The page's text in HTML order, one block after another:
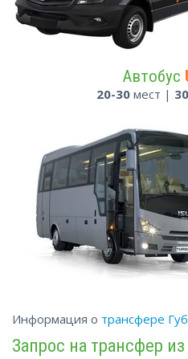
Автобус
20-30 мест |
Информация о трансфере
Запрос на трансфер из